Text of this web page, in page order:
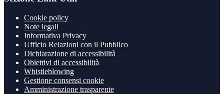
Cookie policy
Note legali
Informativa Privacy
Ufficio Relazioni con il Pubblico
Dichiarazione di accessibilità
Obiettivi di accessibilità
Whistleblowing
Gestione consensi cookie
Amministrazione trasparente